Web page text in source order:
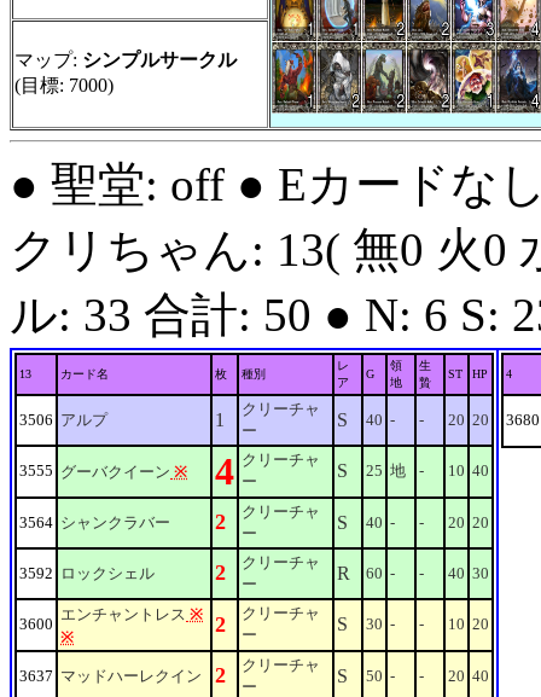
マップ: シンプルサークル
(目標: 7000)
● 聖堂: off ● Eカードな
クリちゃん: 13( 無0 火0
ル: 33 合計: 50 ● N: 6 S:
13 カード名 枚 種別
レ
ア
G
領
地
生
贄
ST HP
3506 アルプ 1
クリーチャ
ー
S 40 - - 20 20
3555 グーバクイーン ※ 4 クリーチャ
ー
S 25 地 - 10 40
3564 シャンクラバー 2
クリーチャ
ー
S 40 - - 20 20
3592 ロックシェル 2
クリーチャ
ー
R 60 - - 40 30
3600
エンチャントレス ※
※
2
クリーチャ
ー
S 30 - - 10 20
3637 マッドハーレクイン 2
クリーチャ
ー
S 50 - - 20 40
4
3680